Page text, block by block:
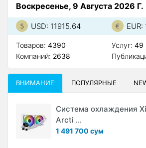
Воскресенье, 9 Августа 2026 Г.
USD: 11915.64 EUR:
Товаров: 4390
Компаний: 2638
Услуг: 49
ВНИМАНИЕ ПОПУЛЯРНЫЕ
Система охлаждения
Arcti ...
1 491 700 сум